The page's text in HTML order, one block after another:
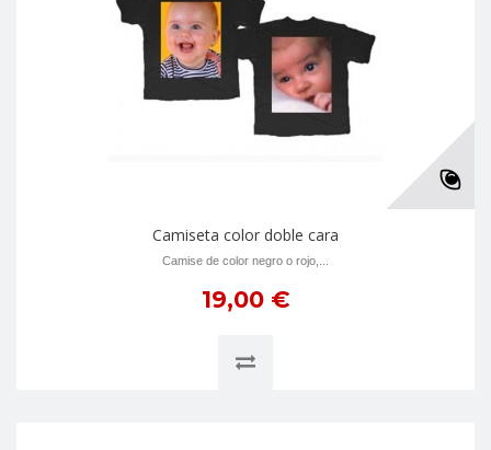
Camiseta color doble cara
Camise de color negro o rojo,...
19,00 €